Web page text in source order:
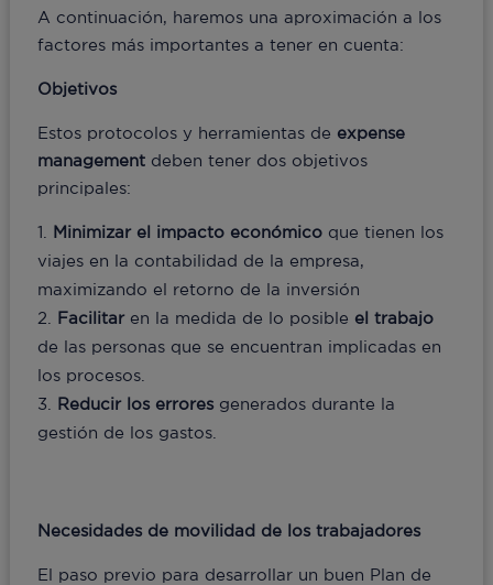
A continuación, haremos una aproximación a los
factores más importantes a tener en cuenta:
Objetivos
Estos protocolos y herramientas de expense
managementdeben tener dos objetivos
principales:
Minimizar el impacto económicoque tienen los
viajes en la contabilidad de la empresa,
maximizando el retorno de la inversión
Facilitaren la medida de lo posible el trabajo
de las personas que se encuentran implicadas en
los procesos.
Reducir los erroresgenerados durante la
gestión de los gastos.
Necesidades de movilidad de los trabajadores
El paso previo para desarrollar un buen Plan de